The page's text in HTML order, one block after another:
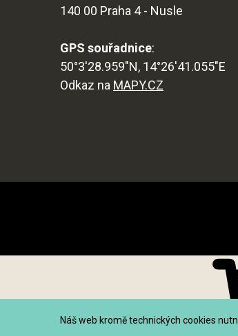
140 00 Praha 4 - Nusle
GPS souřadnice:
50°3'28.959"N, 14°26'41.055"E
Odkaz na MAPY.CZ
Náš web kromě technických cookies